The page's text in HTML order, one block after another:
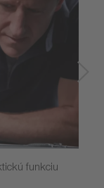
funkciu